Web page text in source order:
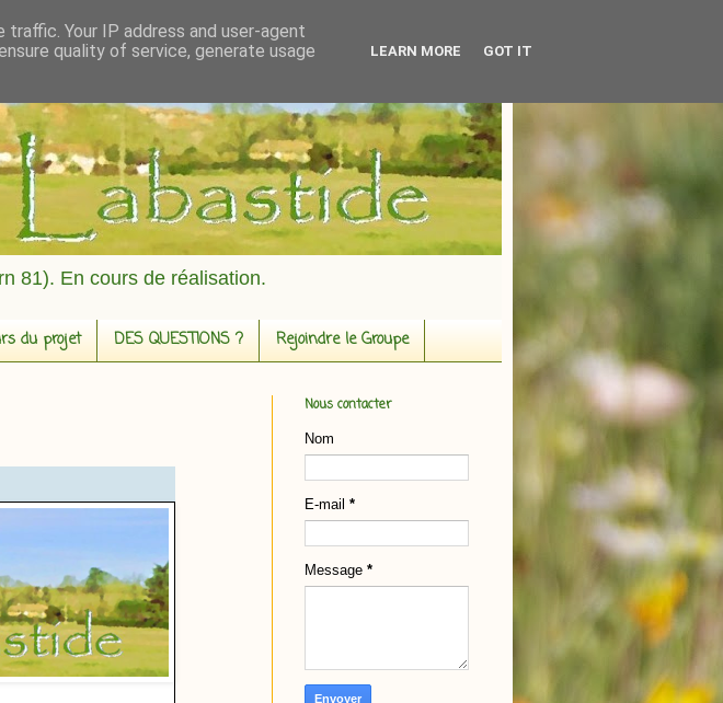
81). En cours de réalisation.
du projet DES QUESTIONS ? Rejoindre le Groupe
Nous contacter
Nom
E-mail *
Message *
Your IP address and user-agent
quality of service, generate usage
LEARN MORE GOT IT